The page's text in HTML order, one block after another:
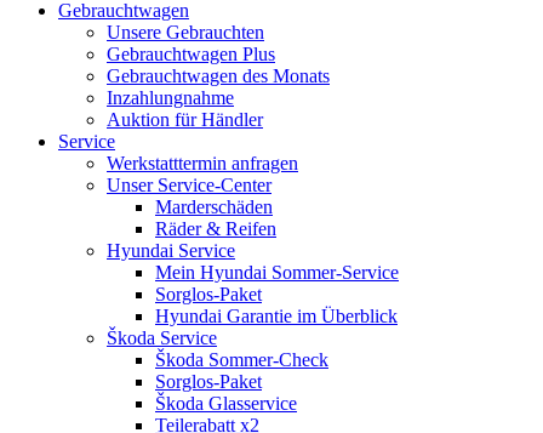
Gebrauchtwagen
Unsere Gebrauchten
Gebrauchtwagen Plus
Gebrauchtwagen des Monats
Inzahlungnahme
Auktion für Händler
Service
Werkstatttermin anfragen
Unser Service-Center
Marderschäden
Räder & Reifen
Hyundai Service
Mein Hyundai Sommer-Service
Sorglos-Paket
Hyundai Garantie im Überblick
Škoda Service
Škoda Sommer-Check
Sorglos-Paket
Škoda Glasservice
Teilerabatt x2